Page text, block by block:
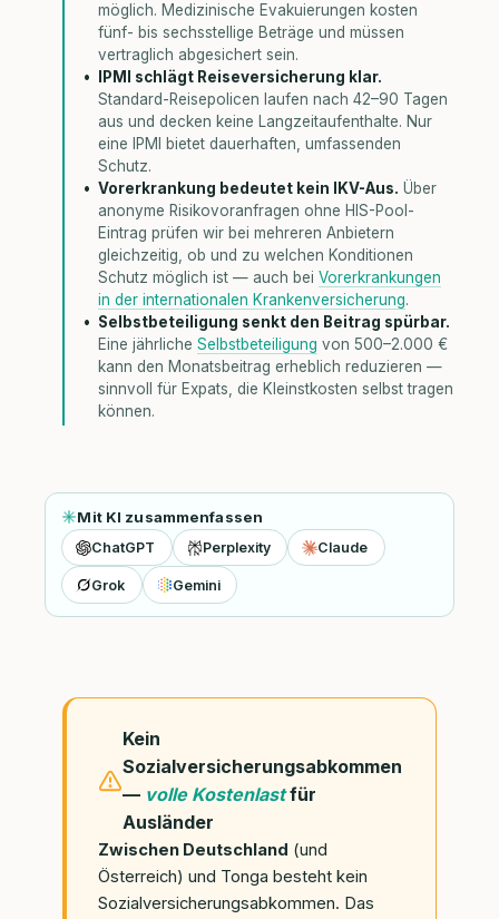
möglich. Medizinische Evakuierungen kosten
fünf- bis sechsstellige Beträge und müssen
vertraglich abgesichert sein.
IPMI schlägt Reiseversicherung klar.
Standard-Reisepolicen laufen nach 42–90 Tagen
aus und decken keine Langzeitaufenthalte. Nur
eine IPMI bietet dauerhaften, umfassenden
Schutz.
Vorerkrankung bedeutet kein IKV-Aus. Über
anonyme Risikovoranfragen ohne HIS-Pool-
Eintrag prüfen wir bei mehreren Anbietern
gleichzeitig, ob und zu welchen Konditionen
Schutz möglich ist — auch beiVorerkrankungen
in der internationalen Krankenversicherung.
Selbstbeteiligung senkt den Beitrag spürbar.
Eine jährlicheSelbstbeteiligung von 500–2.000 €
kann den Monatsbeitrag erheblich reduzieren —
sinnvoll für Expats, die Kleinstkosten selbst tragen
können.
Mit KI zusammenfassen
ChatGPT Perplexity Claude
Grok Gemini
Kein
Sozialversicherungsabkommen
— volle Kostenlastfür
Ausländer
Zwischen Deutschland (und
Österreich) und Tonga besteht kein
Sozialversicherungsabkommen. Das